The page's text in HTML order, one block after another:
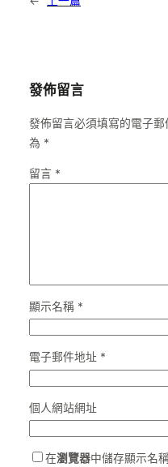
發佈留言
發佈留言必須填寫的電子郵
為 *
留言 *
顯示名稱 *
電子郵件地址 *
個人網站網址
在瀏覽器中儲存顯示名